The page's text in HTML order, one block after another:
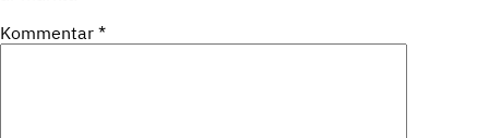
Kommentar *